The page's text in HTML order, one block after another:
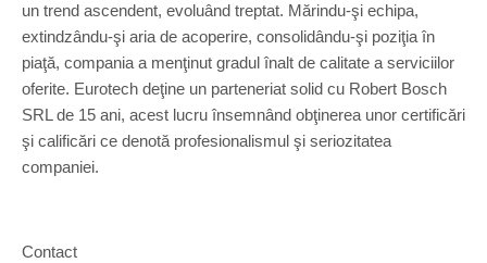
un trend ascendent, evoluând treptat. Mărindu-şi echipa,
extindzându-şi aria de acoperire, consolidându-şi poziţia în
piaţă, compania a menţinut gradul înalt de calitate a serviciilor
oferite. Eurotech deţine un parteneriat solid cu Robert Bosch
SRL de 15 ani, acest lucru însemnând obţinerea unor certificări
şi calificări ce denotă profesionalismul şi seriozitatea
companiei.
Contact